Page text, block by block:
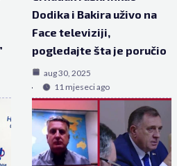
Dodika i Bakira uživo na
Face televiziji,
pogledajte šta je poručio
aug 30, 2025
11 mjeseci ago